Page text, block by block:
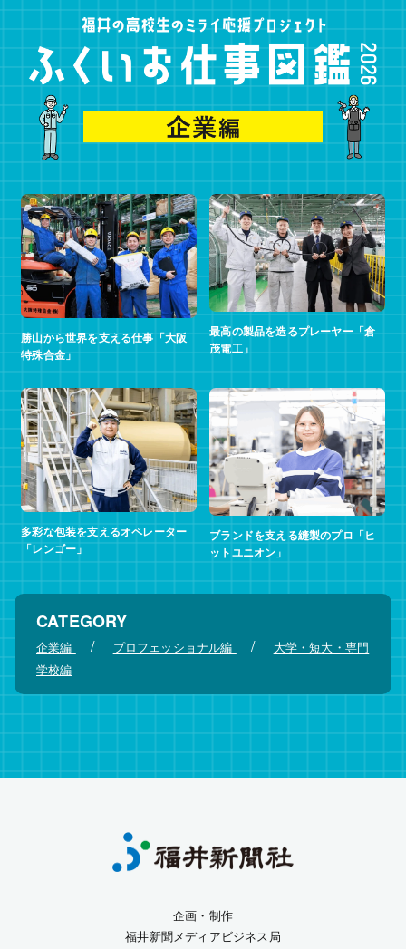
勝山から世界を支える仕事「大阪
特殊合金」
最高の製品を造るプレーヤー「倉
茂電工」
多彩な包装を支えるオペレーター
「レンゴー」
ブランドを支える縫製のプロ「ヒ
ットユニオン」
CATEGORY
企業編 / プロフェッショナル編 /
大学・短大・専門
学校編
企画・制作
福井新聞メディアビジネス局